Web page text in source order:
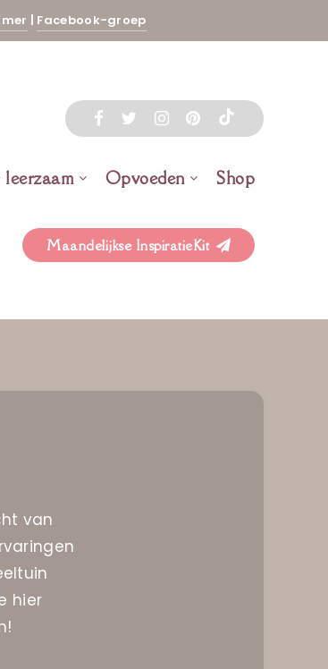
| Facebook-groep
Opvoeden Shop
Maandelijkse InspiratieKit
van
hier